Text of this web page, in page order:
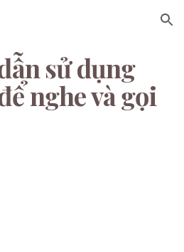
Skip to navigation
sử dụng
nghe và gọi